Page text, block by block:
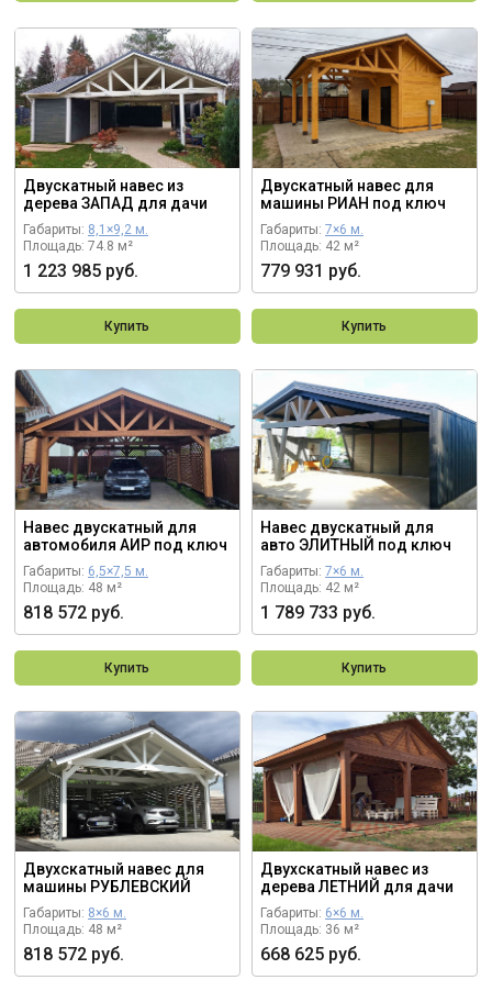
Двускатный навес из
дерева ЗАПАД для дачи
Габариты: 8,1×9,2 м.
Площадь: 74.8 м²
1 223 985 руб.
Купить
Двускатный навес для
машины РИАН под ключ
Габариты: 7×6 м.
Площадь: 42 м²
779 931 руб.
Купить
Навес двускатный для
автомобиля АИР под ключ
Габариты: 6,5×7,5 м.
Площадь: 48 м²
818 572 руб.
Купить
Навес двускатный для
авто ЭЛИТНЫЙ под ключ
Габариты: 7×6 м.
Площадь: 42 м²
1 789 733 руб.
Купить
Двухскатный навес для
машины РУБЛЕВСКИЙ
Габариты: 8×6 м.
Площадь: 48 м²
818 572 руб.
Двухскатный навес из
дерева ЛЕТНИЙ для дачи
Габариты: 6×6 м.
Площадь: 36 м²
668 625 руб.